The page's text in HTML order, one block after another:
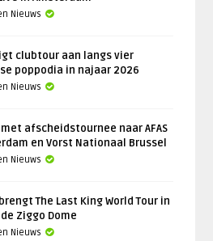
Nieuws
clubtour aan langs vier
poppodia in najaar 2026
Nieuws
afscheidstournee naar AFAS
en Vorst Nationaal Brussel
Nieuws
The Last King World Tour in
Ziggo Dome
Nieuws